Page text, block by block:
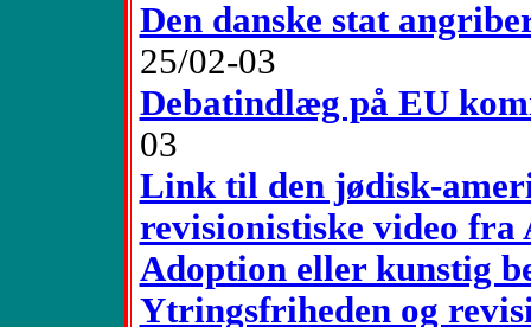
Den danske stat
25/02-03
Debatindlæg på EU
03
Link til den jødisk-
revisionistiske video fra
Adoption eller kunstig
Ytringsfriheden og